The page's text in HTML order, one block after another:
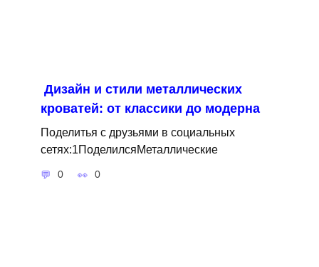
Дизайн и стили металлических
кроватей: от классики до модерна
Поделитья с друзьями в социальных
сетях:1ПоделилсяМеталлические
0 0